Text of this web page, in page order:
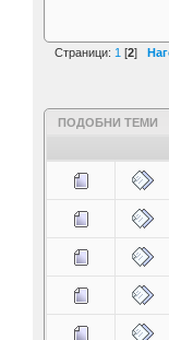
Страници: 1 [2]
ПОДОБНИ ТЕМИ